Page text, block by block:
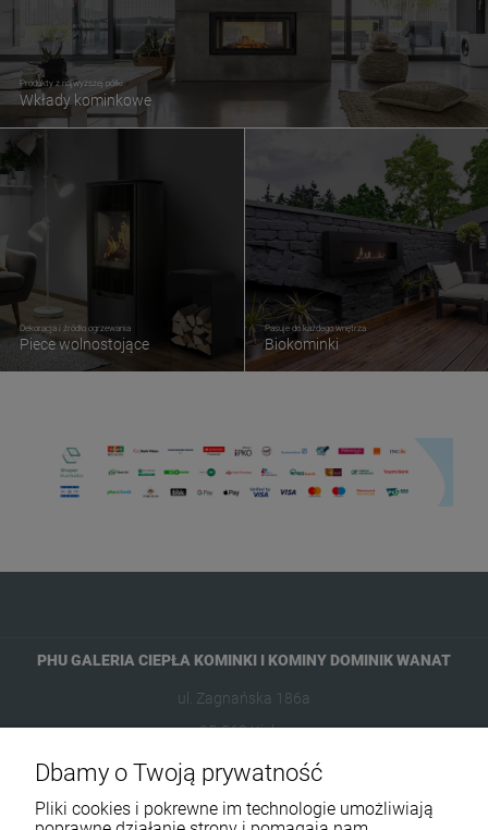
Produkty z najwyższej półki
Wkłady kominkowe
Dekoracja i źródło ogrzewania
Piece wolnostojące
Pasuje do każdego wnętrza
Biokominki
PHU GALERIA CIEPŁA KOMINKI I KOMINY DOMINIK WANAT
ul. Zagnańska 186a
25-563 Kielce
601954074
biuro@ikominki.pl
Dbamy o Twoją prywatność
Pliki cookies i pokrewne im technologie umożliwiają